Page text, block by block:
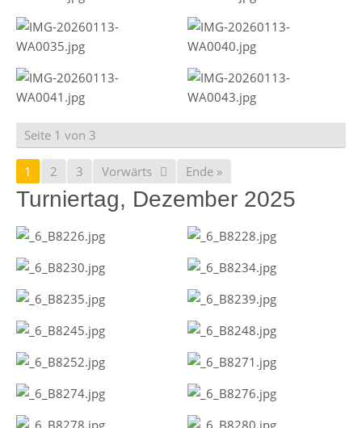
Seite 1 von 3
1 2 3 Vorwärts Ende »
Turniertag, Dezember 2025